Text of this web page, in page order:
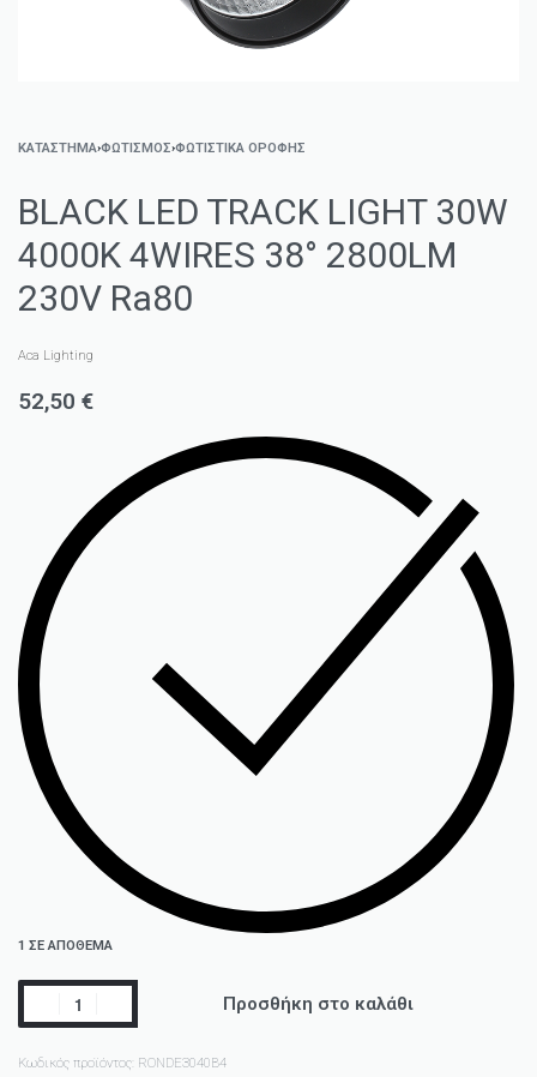
ΚΑΤΑΣΤΗΜΑ›ΦΩΤΙΣΜΌΣ›ΦΩΤΙΣΤΙΚΆ ΟΡΟΦΉΣ
BLACK LED TRACK LIGHT 30W
4000K 4WIRES 38° 2800LM
230V Ra80
Aca Lighting
52,50 €
1 ΣΕ ΑΠΌΘΕΜΑ
Προσθήκη στο καλάθι
Κωδικός προϊόντος: RONDE3040B4